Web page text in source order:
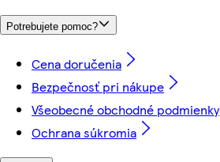
Potrebujete pomoc?
Cena doručenia
Bezpečnosť pri nákupe
Všeobecné obchodné podmienky
Ochrana súkromia